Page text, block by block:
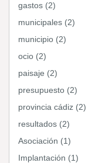
gastos (2)
municipales (2)
municipio (2)
ocio (2)
paisaje (2)
presupuesto (2)
provincia cádiz (2)
resultados (2)
Asociación (1)
Implantación (1)